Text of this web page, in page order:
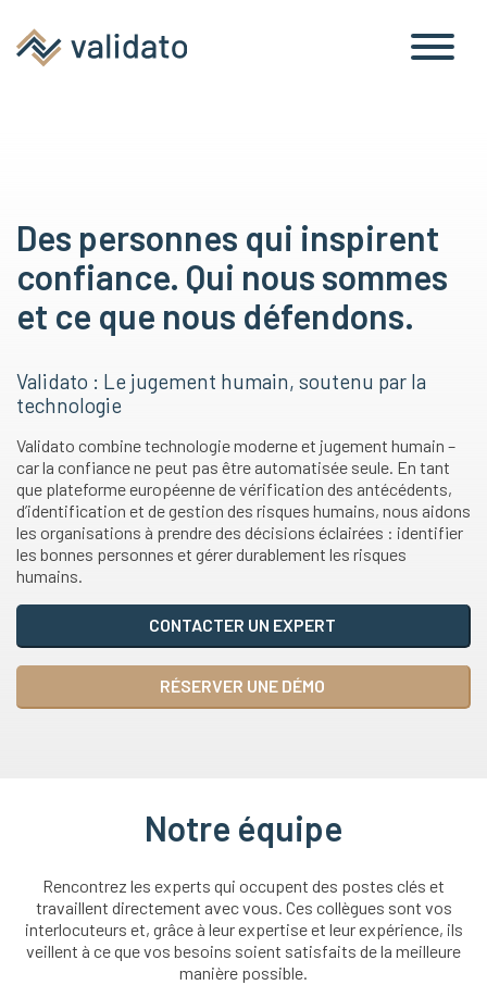
Des personnes qui inspirent
confiance. Qui nous sommes
et ce que nous défendons.
Validato : Le jugement humain, soutenu par la
technologie
Validato combine technologie moderne et jugement humain –
car la confiance ne peut pas être automatisée seule. En tant
que plateforme européenne de vérification des antécédents,
d’identification et de gestion des risques humains, nous aidons
les organisations à prendre des décisions éclairées : identifier
les bonnes personnes et gérer durablement les risques
humains.
CONTACTER UN EXPERT
RÉSERVER UNE DÉMO
Notre équipe
Rencontrez les experts qui occupent des postes clés et
travaillent directement avec vous. Ces collègues sont vos
interlocuteurs et, grâce à leur expertise et leur expérience, ils
veillent à ce que vos besoins soient satisfaits de la meilleure
manière possible.